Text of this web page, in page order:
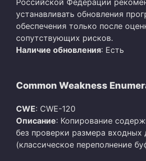
Российской Федерации
устанавливать обновления
обеспечения только после
сопутствующих рисков.
Наличие обновления: Есть
Common Weakness
CWE: CWE-120
Описание: Копирование
без проверки размера входных
(классическое переполнение